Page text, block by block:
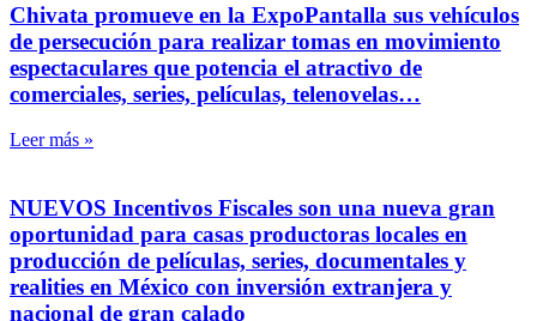
Chivata promueve en la ExpoPantalla sus vehículos
de persecución para realizar tomas en movimiento
espectaculares que potencia el atractivo de
comerciales, series, películas, telenovelas…
Leer más »
NUEVOS Incentivos Fiscales son una nueva gran
oportunidad para casas productoras locales en
producción de películas, series, documentales y
realities en México con inversión extranjera y
nacional de gran calado